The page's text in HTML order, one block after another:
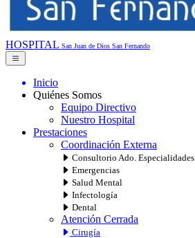
HOSPITAL San Juan de Dios San Fernando
Inicio
Quiénes Somos
Equipo Directivo
Nuestro Hospital
Prestaciones
Coordinación Externa
Consultorio Ado. Especialidades
Emergencias
Salud Mental
Infectología
Dental
Atención Cerrada
Cirugía